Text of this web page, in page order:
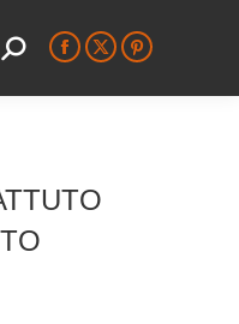
Search: Facebook
page
new
window
X
page
Pinterest
page